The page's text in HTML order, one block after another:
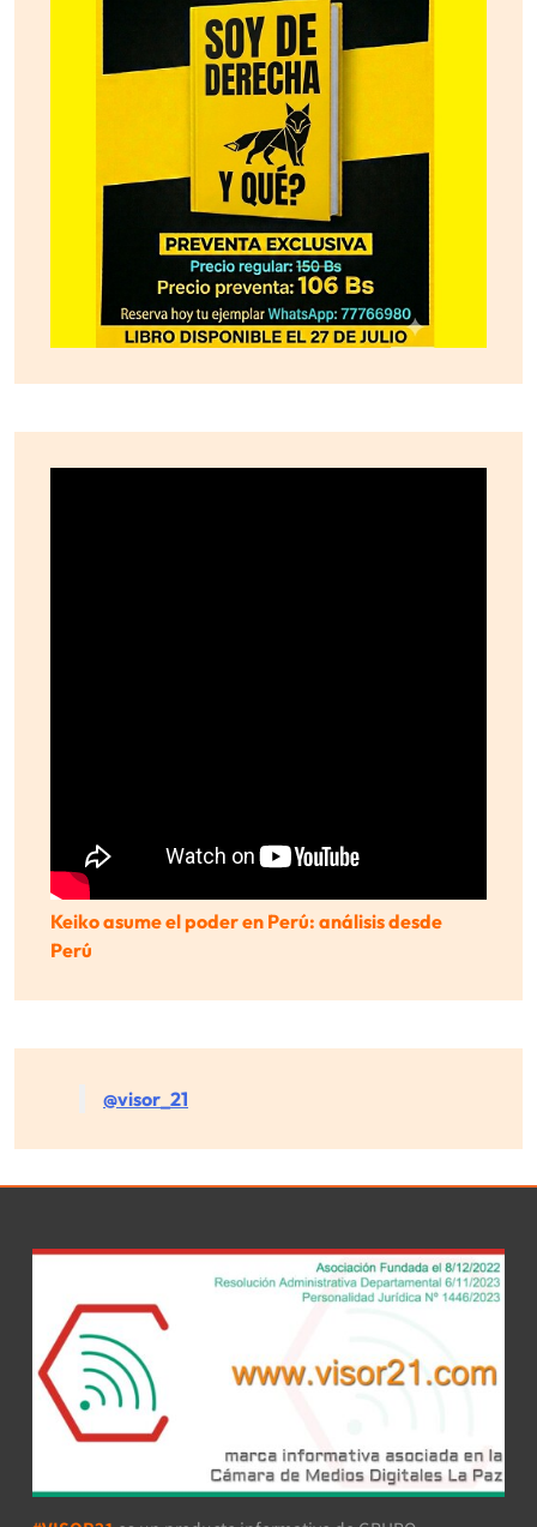
Keiko asume el poder en Perú: análisis desde
Perú
@visor_21